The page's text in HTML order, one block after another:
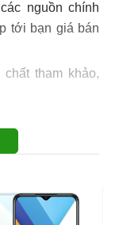
nguồn chính
tới bạn giá bán
tham khảo,